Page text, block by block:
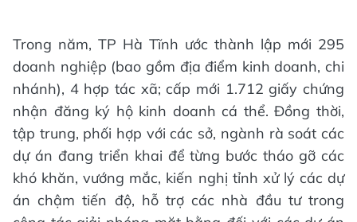
Trong năm, TP Hà Tĩnh ước thành lập mới 295
doanh nghiệp (bao gồm địa điểm kinh doanh, chi
nhánh), 4 hợp tác xã; cấp mới 1.712 giấy chứng
nhận đăng ký hộ kinh doanh cá thể. Đồng thời,
tập trung, phối hợp với các sở, ngành rà soát các
dự án đang triển khai để từng bước tháo gỡ các
khó khăn, vướng mắc, kiến nghị tỉnh xử lý các dự
án chậm tiến độ, hỗ trợ các nhà đầu tư trong